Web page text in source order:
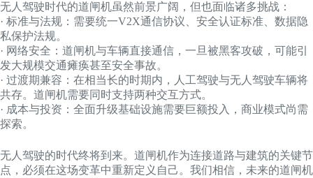
无人驾驶时代的道闸机虽然前景广阔，但也面临诸多挑战：
· 标准与法规：需要统一V2X通信协议、安全认证标准、数据隐
私保护法规。
· 网络安全：道闸机与车辆直接通信，一旦被黑客攻破，可能引
发大规模交通瘫痪甚至安全事故。
· 过渡期兼容：在相当长的时期内，人工驾驶与无人驾驶车辆将
共存。道闸机需要同时支持两种交互方式。
· 成本与投资：全面升级基础设施需要巨额投入，商业模式尚需
探索。
无人驾驶的时代终将到来。道闸机作为连接道路与建筑的关键节
点，必须在这场变革中重新定义自己。我们相信，未来的道闸机